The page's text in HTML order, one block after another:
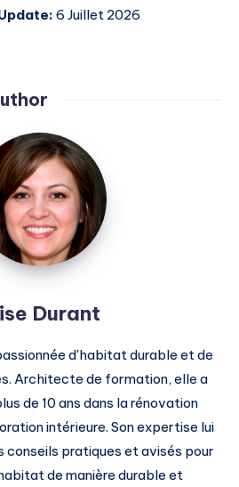
6 Juillet 2026
Elise
Durant
Durant
d'habitat durable et de
Architecte de formation, elle a
de 10 ans dans la rénovation
intérieure. Son expertise lui
conseils pratiques et avisés pour
de manière durable et